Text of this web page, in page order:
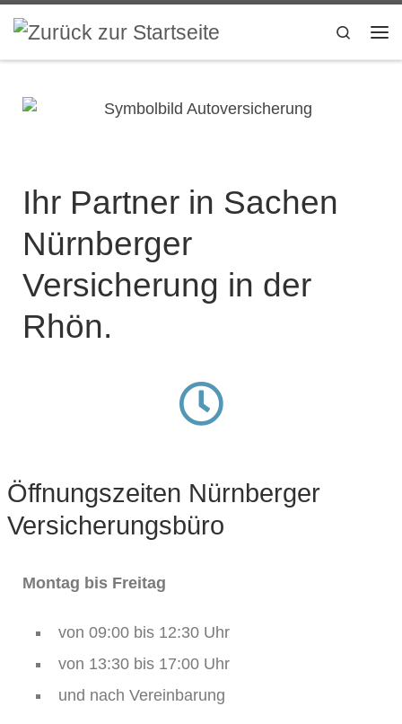
springenZum Inhalt springen Search
Ihr Partner in Sachen
Nürnberger
Versicherung in der
Rhön.
Öffnungszeiten Nürnberger
Versicherungsbüro
Montag bis Freitag
von 09:00 bis 12:30 Uhr
von 13:30 bis 17:00 Uhr
und nach Vereinbarung